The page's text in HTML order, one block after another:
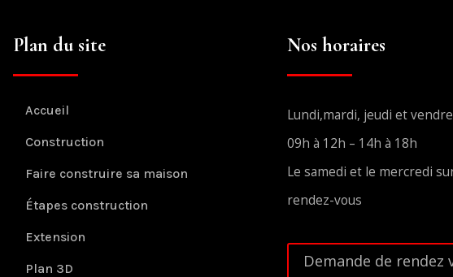
Plan du site
Accueil
Construction
Faire construire sa maison
Étapes construction
Extension
Plan 3D
Nos horaires
Lundi,mardi, jeudi et
09h à 12h – 14h à 18h
Le samedi et le mercredi
rendez-vous
Demande de rendez